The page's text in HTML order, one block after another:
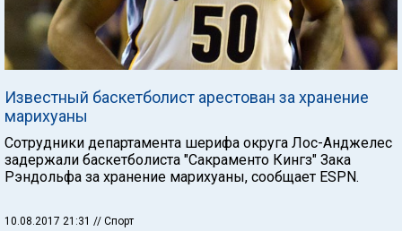
Известный баскетболист арестован за хранение
марихуаны
Сотрудники департамента шерифа округа Лос-Анджелес
задержали баскетболиста "Сакраменто Кингз" Зака
Рэндольфа за хранение марихуаны, сообщает ESPN.
10.08.2017 21:31 // Спорт